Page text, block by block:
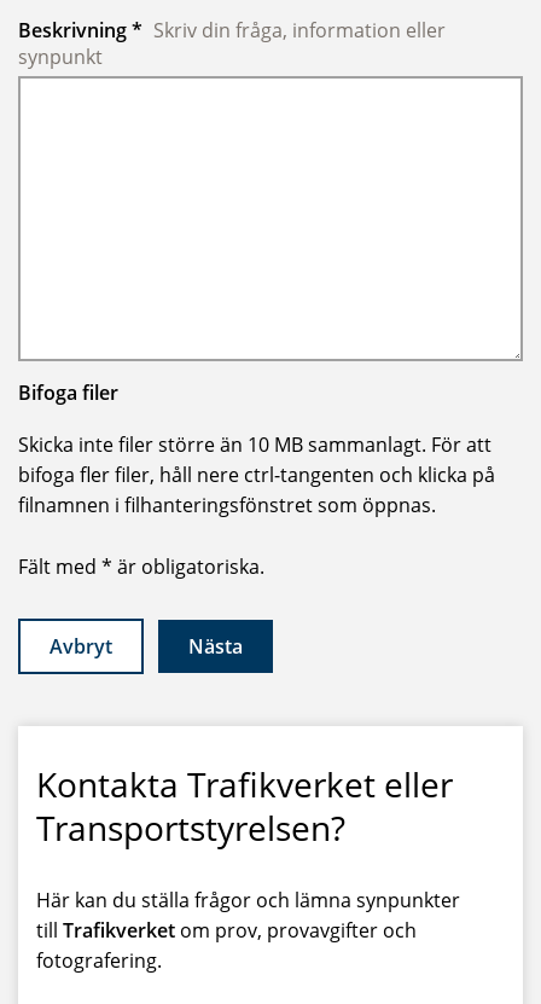
BeskrivningObligatoriskt
* Skriv din fråga, information eller
synpunkt
Bifoga filer
Skicka inte filer större än 10 MB sammanlagt. För att
bifoga fler filer, håll nere ctrl-tangenten och klicka på
filnamnen i filhanteringsfönstret som öppnas.
Fält med * är obligatoriska.
Avbryt Nästa
Kontakta Trafikverket eller
Transportstyrelsen?
Här kan du ställa frågor och lämna synpunkter
till Trafikverket om prov, provavgifter och
fotografering.